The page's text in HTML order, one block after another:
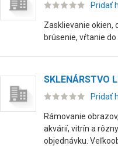
Pridať
Zasklievanie okien,
brúsenie, vŕtanie do
SKLENÁRSTVO
Pridať
Rámovanie
akvárií, vitrín a
objednávku.